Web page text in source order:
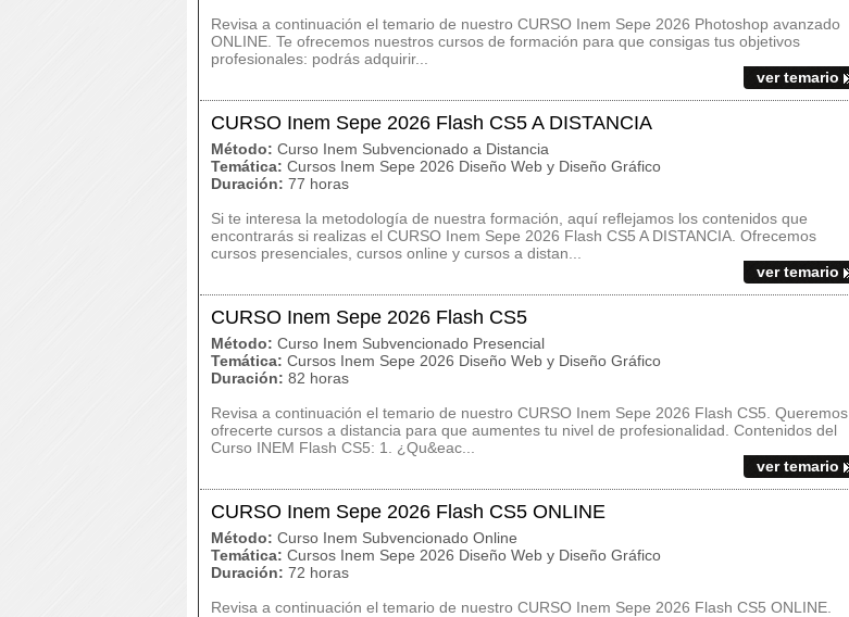
Revisa a continuación el temario de nuestro CURSO Inem Sepe 2026 Photoshop avanzado
ONLINE. Te ofrecemos nuestros cursos de formación para que consigas tus objetivos
profesionales: podrás adquirir...
ver temario
CURSO Inem Sepe 2026 Flash CS5 A DISTANCIA
Método: Curso Inem Subvencionado a Distancia
Temática: Cursos Inem Sepe 2026 Diseño Web y Diseño Gráfico
Duración: 77 horas
Si te interesa la metodología de nuestra formación, aquí reflejamos los contenidos que
encontrarás si realizas el CURSO Inem Sepe 2026 Flash CS5 A DISTANCIA. Ofrecemos
cursos presenciales, cursos online y cursos a distan...
ver temario
CURSO Inem Sepe 2026 Flash CS5
Método: Curso Inem Subvencionado Presencial
Temática: Cursos Inem Sepe 2026 Diseño Web y Diseño Gráfico
Duración: 82 horas
Revisa a continuación el temario de nuestro CURSO Inem Sepe 2026 Flash CS5. Queremos
ofrecerte cursos a distancia para que aumentes tu nivel de profesionalidad. Contenidos del
Curso INEM Flash CS5: 1. ¿Qu&eac...
ver temario
CURSO Inem Sepe 2026 Flash CS5 ONLINE
Método: Curso Inem Subvencionado Online
Temática: Cursos Inem Sepe 2026 Diseño Web y Diseño Gráfico
Duración: 72 horas
Revisa a continuación el temario de nuestro CURSO Inem Sepe 2026 Flash CS5 ONLINE.